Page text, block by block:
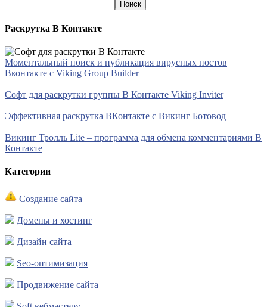
Раскрутка В Контакте
Моментальный поиск и публикация вирусных постов
Вконтакте с Viking Group Builder
Софт для раскрутки группы В Контакте Viking Inviter
Эффективная раскрутка ВКонтакте с Викинг Ботовод
Викинг Тролль Lite – программа для обмена комментариями В
Контакте
Категории
Создание сайта
Домены и хостинг
Дизайн сайта
Seo-оптимизация
Продвижение сайта